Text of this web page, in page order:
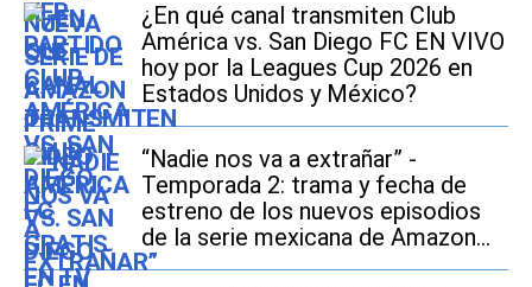
¿En qué canal transmiten Club
América vs. San Diego FC EN VIVO
hoy por la Leagues Cup 2026 en
Estados Unidos y México?
“Nadie nos va a extrañar” -
Temporada 2: trama y fecha de
estreno de los nuevos episodios
de la serie mexicana de Amazon
Prime Video